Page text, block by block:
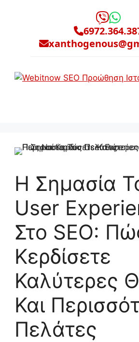
Η Σημασία
User
Στο SEO:
Κερδίσετε
Καλύτερες
Και
Πελάτες